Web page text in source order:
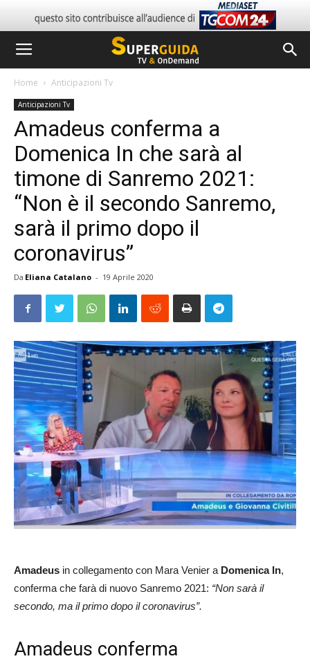
Home Anticipazioni Tv
Anticipazioni Tv
Amadeus conferma a
Domenica In che sarà al
timone di Sanremo 2021:
“Non è il secondo Sanremo,
sarà il primo dopo il
coronavirus”
Da Eliana Catalano - 19 Aprile 2020
Amadeus in collegamento con Mara Venier a Domenica In,
conferma che farà di nuovo Sanremo 2021: “Non sarà il
secondo, ma il primo dopo il coronavirus”.
Amadeus conferma